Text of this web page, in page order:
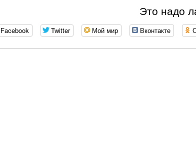
Это надо
Facebook Twitter Мой мир Вконтакте